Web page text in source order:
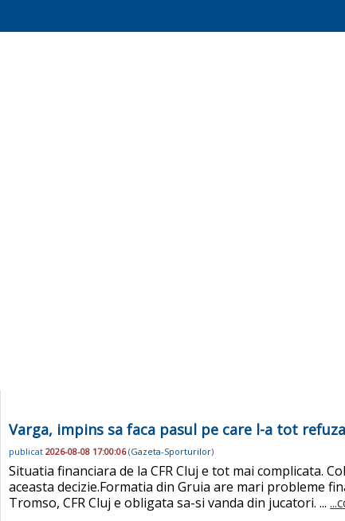
Varga, impins sa faca pasul pe care l-a tot
publicat 2026-08-08 17:00:06(Gazeta-Sporturilor)
Situatia financiara de la CFR Cluj e tot mai complicata.
aceasta decizie.Formatia din Gruia are mari probleme
Tromso, CFR Cluj e obligata sa-si vanda din jucatori. ...